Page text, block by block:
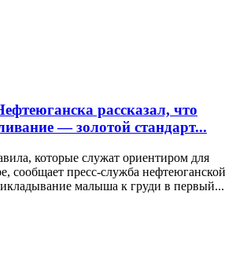
рассказал, что
— золотой стандарт...
которые служат ориентиром для
сообщает пресс-служба нефтеюганской
малыша к груди в первый...